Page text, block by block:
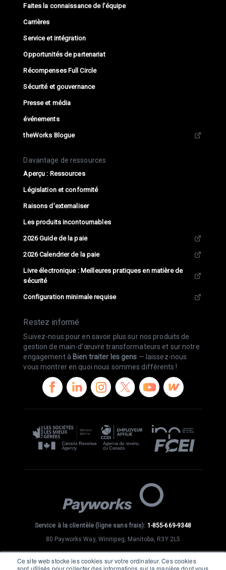
Ce site web stocke les cookies sur votre ordinateur. Ces cookies
sont utilisés pour collecter des informations sur la manière dont vous
Faites la connaissance de l’équipe
Carrières
Service et intégration
Opportunités de partenariat
Récompenses Full Circle
Sécurité et gouvernance
Presse et média
événements
theWorks Blogue
Davantage de ressources
Aperçu : Ressources
Législation et conformité
Raisons d'externaliser
Les produits incontournables
2026 Guide de la paie
2026 Calendrier de la paie
Livre électronique : Meilleures pratiques en matière de
sécurité
Configuration minimale requise
Restez informé
Suivez-nous pour en savoir plus sur nos produits de
gestion de main-d’œuvre transformateurs et sur notre
engagement à Bien traiter les gens — laissez-nous
vous montrer en quoi nous sommes différents !
Service à la clientèle (ligne sans frais): 1-855-669-9348
80 Payworks Way, Winnipeg, Manitoba, R3Y 2L5
SE CONNECTER